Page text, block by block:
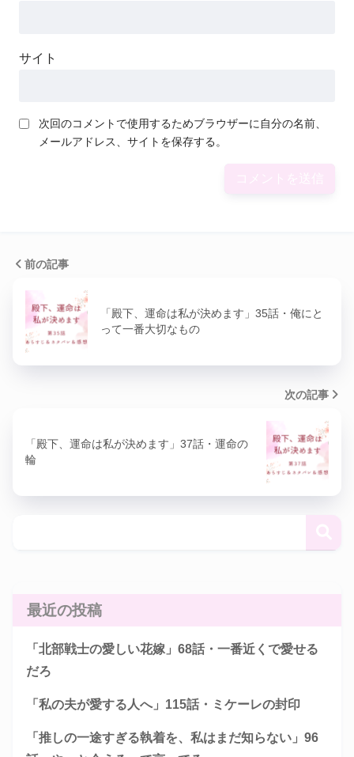
サイト
次回のコメントで使用するためブラウザーに自分の名前、
メールアドレス、サイトを保存する。
前の記事
「殿下、運命は私が決めます」35話・俺にと
って一番大切なもの
次の記事
「殿下、運命は私が決めます」37話・運命の
輪
最近の投稿
「北部戦士の愛しい花嫁」68話・一番近くで愛せる
だろ
「私の夫が愛する人へ」115話・ミケーレの封印
「推しの一途すぎる執着を、私はまだ知らない」96